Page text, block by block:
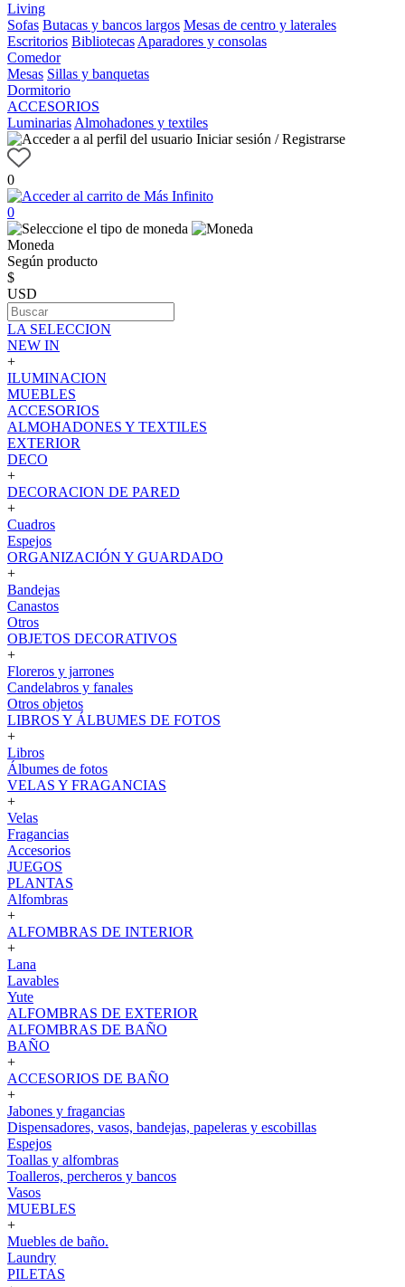
Living
Sofas Butacas y bancos largos Mesas de centro y laterales
Escritorios Bibliotecas Aparadores y consolas
Comedor
Mesas Sillas y banquetas
Dormitorio
ACCESORIOS
Luminarias Almohadones y textiles
Iniciar sesión / Registrarse
0
0
Moneda
Según producto
$
USD
LA SELECCION
NEW IN
+
ILUMINACION
MUEBLES
ACCESORIOS
ALMOHADONES Y TEXTILES
EXTERIOR
DECO
+
DECORACION DE PARED
+
Cuadros
Espejos
ORGANIZACIÓN Y GUARDADO
+
Bandejas
Canastos
Otros
OBJETOS DECORATIVOS
+
Floreros y jarrones
Candelabros y fanales
Otros objetos
LIBROS Y ÁLBUMES DE FOTOS
+
Libros
Álbumes de fotos
VELAS Y FRAGANCIAS
+
Velas
Fragancias
Accesorios
JUEGOS
PLANTAS
Alfombras
+
ALFOMBRAS DE INTERIOR
+
Lana
Lavables
Yute
ALFOMBRAS DE EXTERIOR
ALFOMBRAS DE BAÑO
BAÑO
+
ACCESORIOS DE BAÑO
+
Jabones y fragancias
Dispensadores, vasos, bandejas, papeleras y escobillas
Espejos
Toallas y alfombras
Toalleros, percheros y bancos
Vasos
MUEBLES
+
Muebles de baño.
Laundry
PILETAS